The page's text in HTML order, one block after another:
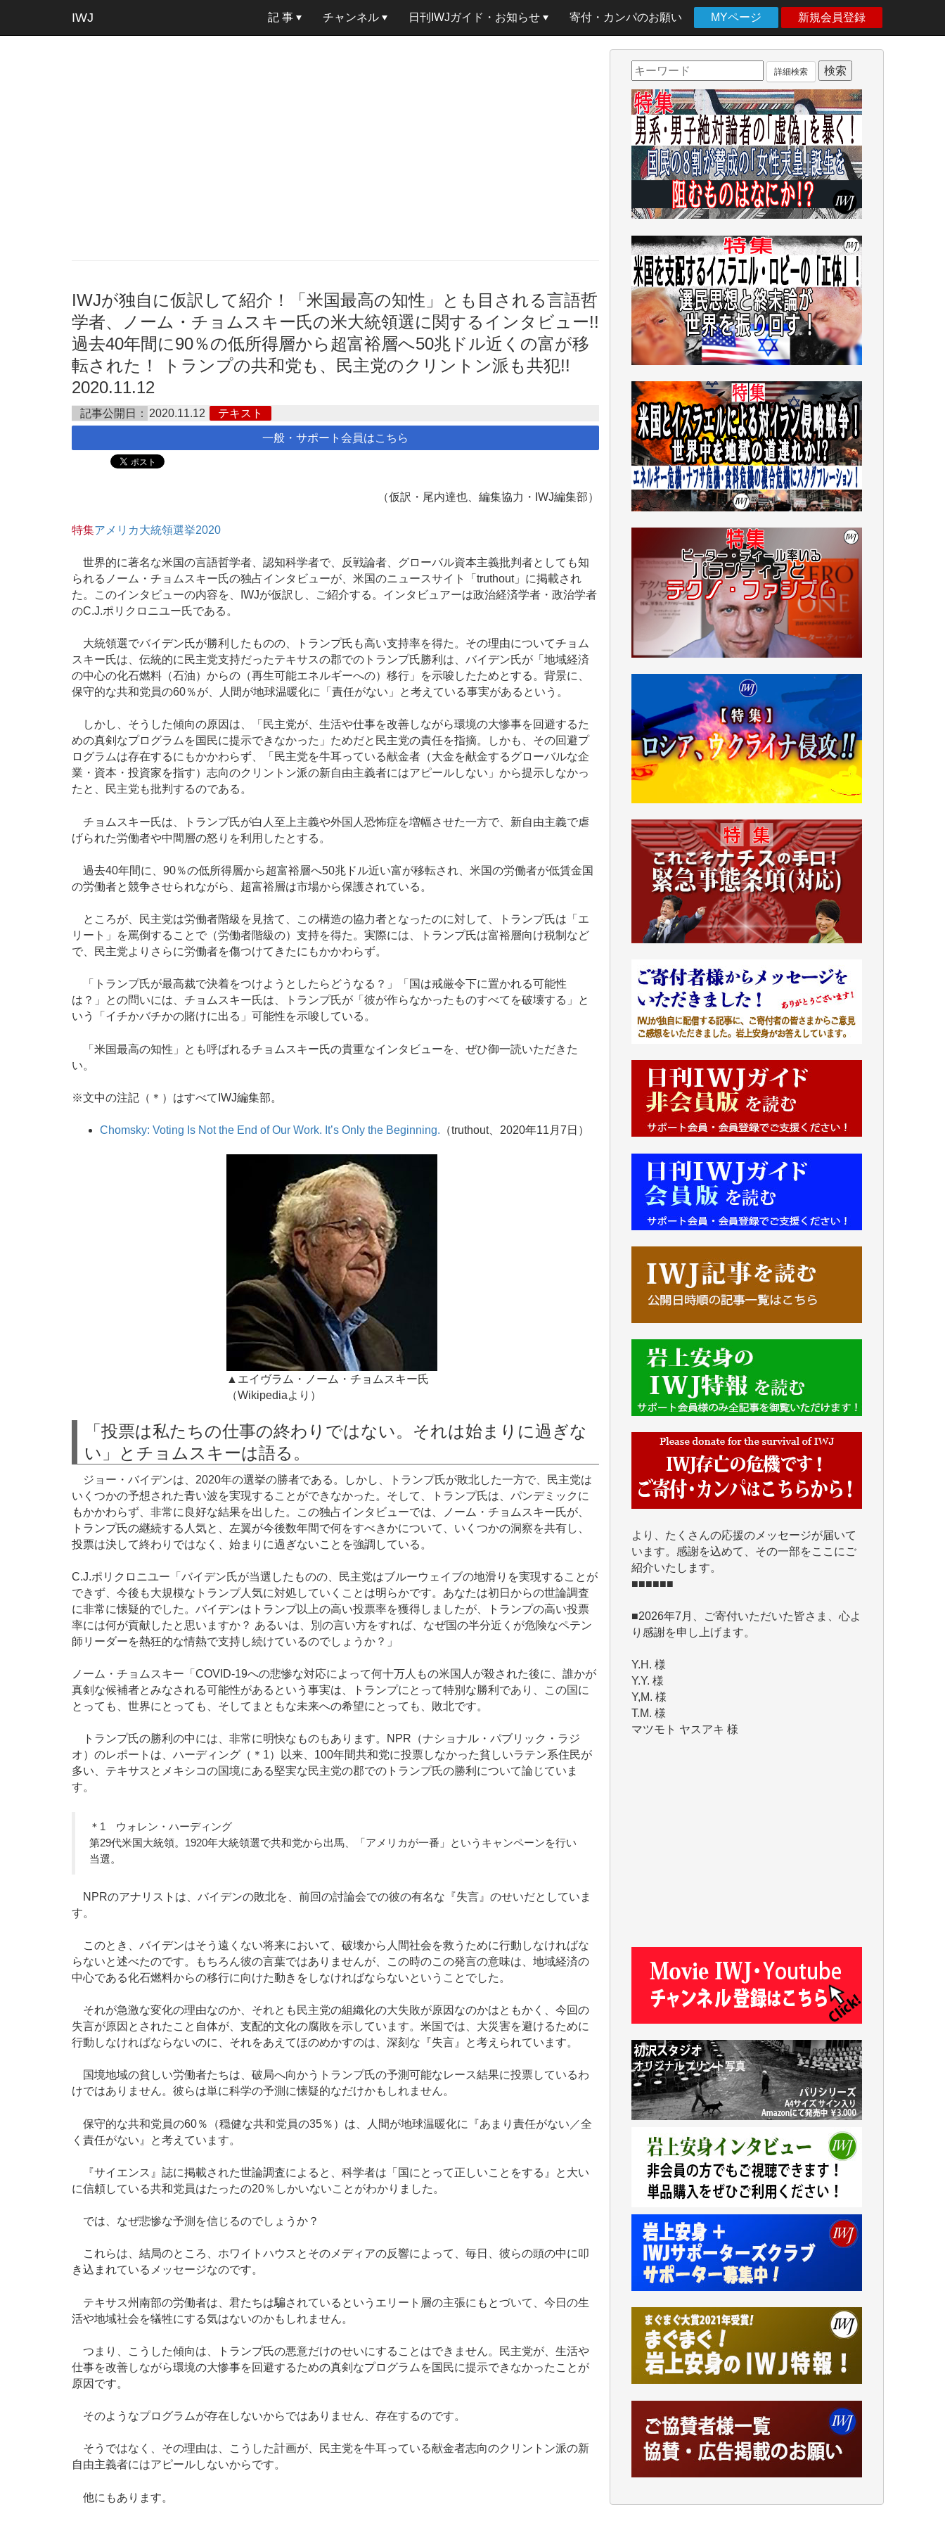
IWJ 記 事 チャンネル 日刊IWJガイド・お知らせ 寄付・カンパのお願い MYページ 新規会員登録
IWJが独自に仮訳して紹介！「米国最高の知性」とも目される言語哲
学者、ノーム・チョムスキー氏の米大統領選に関するインタビュー!!
過去40年間に90％の低所得層から超富裕層へ50兆ドル近くの富が移
転された！ トランプの共和党も、民主党のクリントン派も共犯!!
2020.11.12
記事公開日： 2020.11.12 テキスト
一般・サポート会員はこちら
（仮訳・尾内達也、編集協力・IWJ編集部）
特集アメリカ大統領選挙2020
世界的に著名な米国の言語哲学者、認知科学者で、反戦論者、グローバル資本主義批判者としても知
られるノーム・チョムスキー氏の独占インタビューが、米国のニュースサイト「truthout」に掲載され
た。このインタビューの内容を、IWJが仮訳し、ご紹介する。インタビュアーは政治経済学者・政治学者
のC.J.ポリクロニユー氏である。
大統領選でバイデン氏が勝利したものの、トランプ氏も高い支持率を得た。その理由についてチョム
スキー氏は、伝統的に民主党支持だったテキサスの郡でのトランプ氏勝利は、バイデン氏が「地域経済
の中心の化石燃料（石油）からの（再生可能エネルギーへの）移行」を示唆したためとする。背景に、
保守的な共和党員の60％が、人間が地球温暖化に「責任がない」と考えている事実があるという。
しかし、そうした傾向の原因は、「民主党が、生活や仕事を改善しながら環境の大惨事を回避するた
めの真剣なプログラムを国民に提示できなかった」ためだと民主党の責任を指摘。しかも、その回避プ
ログラムは存在するにもかかわらず、「民主党を牛耳っている献金者（大金を献金するグローバルな企
業・資本・投資家を指す）志向のクリントン派の新自由主義者にはアピールしない」から提示しなかっ
たと、民主党も批判するのである。
チョムスキー氏は、トランプ氏が白人至上主義や外国人恐怖症を増幅させた一方で、新自由主義で虐
げられた労働者や中間層の怒りを利用したとする。
過去40年間に、90％の低所得層から超富裕層へ50兆ドル近い富が移転され、米国の労働者が低賃金国
の労働者と競争させられながら、超富裕層は市場から保護されている。
ところが、民主党は労働者階級を見捨て、この構造の協力者となったのに対して、トランプ氏は「エ
リート」を罵倒することで（労働者階級の）支持を得た。実際には、トランプ氏は富裕層向け税制など
で、民主党よりさらに労働者を傷つけてきたにもかかわらず。
「トランプ氏が最高裁で決着をつけようとしたらどうなる？」「国は戒厳令下に置かれる可能性
は？」との問いには、チョムスキー氏は、トランプ氏が「彼が作らなかったものすべてを破壊する」と
いう「イチかバチかの賭けに出る」可能性を示唆している。
「米国最高の知性」とも呼ばれるチョムスキー氏の貴重なインタビューを、ぜひ御一読いただきた
い。
※文中の注記（＊）はすべてIWJ編集部。
Chomsky: Voting Is Not the End of Our Work. It’s Only the Beginning. （truthout、2020年11月7日）
▲エイヴラム・ノーム・チョムスキー氏
（Wikipediaより）
「投票は私たちの仕事の終わりではない。それは始まりに過ぎな
い」とチョムスキーは語る。
ジョー・バイデンは、2020年の選挙の勝者である。しかし、トランプ氏が敗北した一方で、民主党は
いくつかの予想された青い波を実現することができなかった。そして、トランプ氏は、パンデミックに
もかかわらず、非常に良好な結果を出した。この独占インタビューでは、ノーム・チョムスキー氏が、
トランプ氏の継続する人気と、左翼が今後数年間で何をすべきかについて、いくつかの洞察を共有し、
投票は決して終わりではなく、始まりに過ぎないことを強調している。
C.J.ポリクロニユー「バイデン氏が当選したものの、民主党はブルーウェイブの地滑りを実現することが
できず、今後も大規模なトランプ人気に対処していくことは明らかです。あなたは初日からの世論調査
に非常に懐疑的でした。バイデンはトランプ以上の高い投票率を獲得しましたが、トランプの高い投票
率には何が貢献したと思いますか？ あるいは、別の言い方をすれば、なぜ国の半分近くが危険なペテン
師リーダーを熱狂的な情熱で支持し続けているのでしょうか？」
ノーム・チョムスキー「COVID-19への悲惨な対応によって何十万人もの米国人が殺された後に、誰かが
真剣な候補者とみなされる可能性があるという事実は、トランプにとって特別な勝利であり、この国に
とっても、世界にとっても、そしてまともな未来への希望にとっても、敗北です。
トランプ氏の勝利の中には、非常に明快なものもあります。NPR（ナショナル・パブリック・ラジ
オ）のレポートは、ハーディング（＊1）以来、100年間共和党に投票しなかった貧しいラテン系住民が
多い、テキサスとメキシコの国境にある堅実な民主党の郡でのトランプ氏の勝利について論じていま
す。
＊1 ウォレン・ハーディング
第29代米国大統領。1920年大統領選で共和党から出馬、「アメリカが一番」というキャンペーンを行い
当選。
NPRのアナリストは、バイデンの敗北を、前回の討論会での彼の有名な『失言』のせいだとしていま
す。
このとき、バイデンはそう遠くない将来において、破壊から人間社会を救うために行動しなければな
らないと述べたのです。もちろん彼の言葉ではありませんが、この時のこの発言の意味は、地域経済の
中心である化石燃料からの移行に向けた動きをしなければならないということでした。
それが急激な変化の理由なのか、それとも民主党の組織化の大失敗が原因なのかはともかく、今回の
失言が原因とされたこと自体が、支配的文化の腐敗を示しています。米国では、大災害を避けるために
行動しなければならないのに、それをあえてほのめかすのは、深刻な『失言』と考えられています。
国境地域の貧しい労働者たちは、破局へ向かうトランプ氏の予測可能なレース結果に投票しているわ
けではありません。彼らは単に科学の予測に懐疑的なだけかもしれません。
保守的な共和党員の60％（穏健な共和党員の35％）は、人間が地球温暖化に『あまり責任がない／全
く責任がない』と考えています。
『サイエンス』誌に掲載された世論調査によると、科学者は「国にとって正しいことをする』と大い
に信頼している共和党員はたったの20％しかいないことがわかりました。
では、なぜ悲惨な予測を信じるのでしょうか？
これらは、結局のところ、ホワイトハウスとそのメディアの反響によって、毎日、彼らの頭の中に叩
き込まれているメッセージなのです。
テキサス州南部の労働者は、君たちは騙されているというエリート層の主張にもとづいて、今日の生
活や地域社会を犠牲にする気はないのかもしれません。
つまり、こうした傾向は、トランプ氏の悪意だけのせいにすることはできません。民主党が、生活や
仕事を改善しながら環境の大惨事を回避するための真剣なプログラムを国民に提示できなかったことが
原因です。
そのようなプログラムが存在しないからではありません、存在するのです。
そうではなく、その理由は、こうした計画が、民主党を牛耳っている献金者志向のクリントン派の新
自由主義者にはアピールしないからです。
他にもあります。
詳細検索
IWJには、ご寄付・カンパをいただいた方々
より、たくさんの応援のメッセージが届いて
紹介いたします。
■■■■■■
■2026年7月、ご寄付いただいた皆さま、心よ
Y.H. 様
Y,M. 様
T.M. 様
マツモト ヤスアキ 様
マシオン 恵美香 様
岩井 祐子 様
ASAKO TAKAESU 様
マシオン恵美香 様
平野智生 様
山本賢二 様
金 盛起 様
塩川 晃平 様
松本益美 様
井出 隆太 様
及川昭男 様
藤田英之 様
藤岡比左志 様
井出 隆太 様
小池説夫 様
諸般の事情によりIWJ会費払えず今は非会員
です。市民側に立つ講演会にIWJのカメラマ
ンをよく拝見しております。コンテンツが失
われるのはあまりにもったいない。少しでも
お役立てください。（H.O.様）
今日、僅かですがカンパしました。（T.M.
様）
機を乗り切るには到底及ばない額ですが病気
の妻を抱えている私にとっては精一杯のカン
パです。
かねてよりIWJが発してきた膨大な取材記事
産だと思っています。